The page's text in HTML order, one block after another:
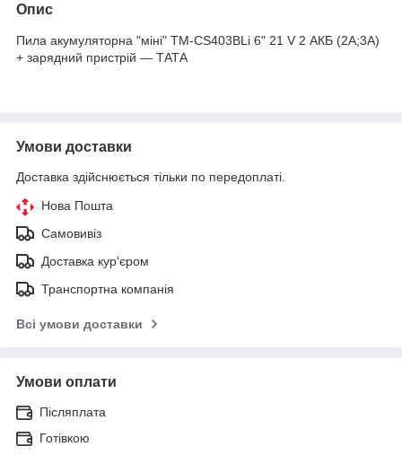
Опис
Пила акумуляторна "міні" TM-CS403BLi 6" 21 V 2 АКБ (2A;3A)
+ зарядний пристрій — ТАТА
Умови доставки
Доставка здійснюється тільки по передоплаті.
Нова Пошта
Самовивіз
Доставка кур'єром
Транспортна компанія
Всі умови доставки
Умови оплати
Післяплата
Готівкою